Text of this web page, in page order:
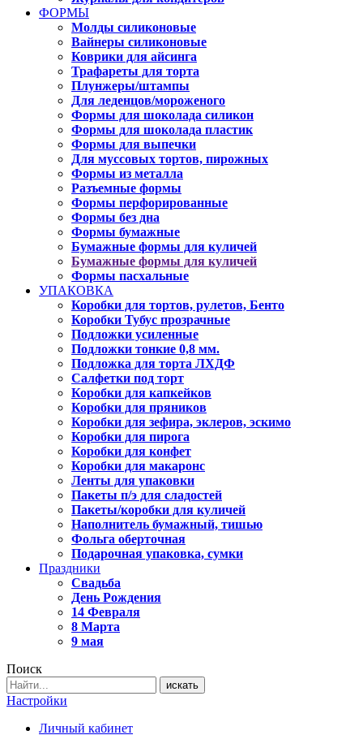
ФОРМЫ
Молды силиконовые
Вайнеры силиконовые
Коврики для айсинга
Трафареты для торта
Плунжеры/штампы
Для леденцов/мороженого
Формы для шоколада силикон
Формы для шоколада пластик
Формы для выпечки
Для муссовых тортов, пирожных
Формы из металла
Разъемные формы
Формы перфорированные
Формы без дна
Формы бумажные
Бумажные формы для куличей
Бумажные формы для куличей
Формы пасхальные
УПАКОВКА
Коробки для тортов, рулетов, Бенто
Коробки Тубус прозрачные
Подложки усиленные
Подложки тонкие 0,8 мм.
Подложка для торта ЛХДФ
Салфетки под торт
Коробки для капкейков
Коробки для пряников
Коробки для зефира, эклеров, эскимо
Коробки для пирога
Коробки для конфет
Коробки для макаронс
Ленты для упаковки
Пакеты п/э для сладостей
Пакеты/коробки для куличей
Наполнитель бумажный, тишью
Фольга оберточная
Подарочная упаковка, сумки
Праздники
Свадьба
День Рождения
14 Февраля
8 Марта
9 мая
Поиск
искать
Настройки
Личный кабинет